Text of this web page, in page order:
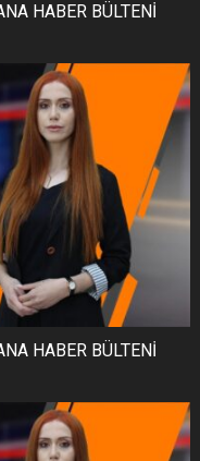
HABER BÜLTENİ
HABER BÜLTENİ